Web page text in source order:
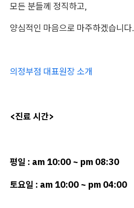
모든 분들께 정직하고,
양심적인 마음으로 마주하겠습니다.
의정부점 대표원장 소개
<진료 시간>
평일 : am 10:00 ~ pm 08:30
토요일 : am 10:00 ~ pm 04:00